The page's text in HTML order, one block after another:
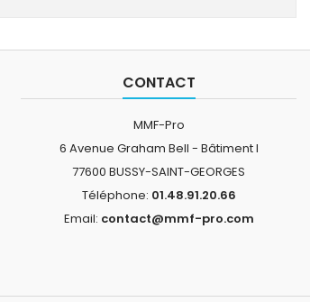
CONTACT
MMF-Pro
6 Avenue Graham Bell - Bâtiment I
77600 BUSSY-SAINT-GEORGES
Téléphone: 01.48.91.20.66
Email: contact@mmf-pro.com